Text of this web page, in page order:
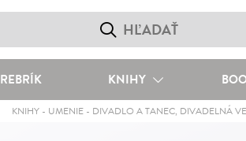
REBRÍK KNIHY
KNIHY - UMENIE - DIVADLO A TANEC, DIVADELNÁ